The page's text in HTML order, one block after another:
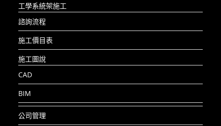
工學系統架施工
諮詢流程
施工價目表
施工圖說
CAD
BIM
公司管理